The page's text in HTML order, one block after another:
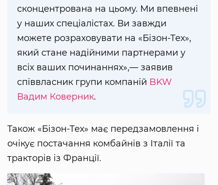
сконцентрована на цьому. Ми впевнені
у наших спеціалістах. Ви завжди
можете розраховувати на «Бізон-Тех»,
який стане надійними партнерами у
всіх ваших починаннях»,— заявив
співвласник групи компаній BKW
Вадим Коверник.
Також «Бізон-Тех» має передзамовлення і
очікує постачання комбайнів з Італії та
тракторів із Франції.